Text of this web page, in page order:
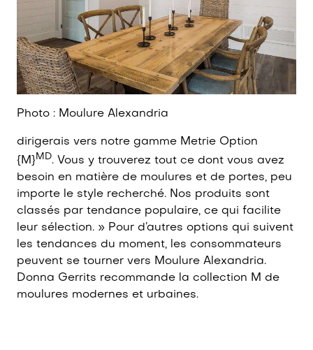
Photo : Moulure Alexandria
dirigerais vers notre gamme Metrie Option
{M} MD. Vous y trouverez tout ce dont vous avez
besoin en matière de moulures et de portes, peu
importe le style recherché. Nos produits sont
classés par tendance populaire, ce qui facilite
leur sélection. » Pour d’autres options qui suivent
les tendances du moment, les consommateurs
peuvent se tourner vers Moulure Alexandria.
Donna Gerrits recommande la collection M de
moulures modernes et urbaines.